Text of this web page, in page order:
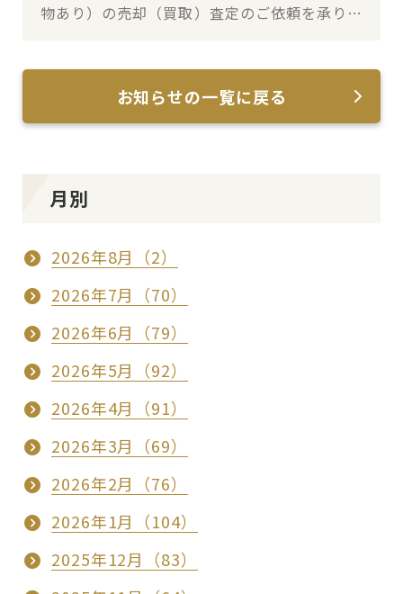
物あり）の売却（買取）査定のご依頼を承りま
お知らせの一覧に戻る
月別
2026年8月（2）
2026年7月（70）
2026年6月（79）
2026年5月（92）
2026年4月（91）
2026年3月（69）
2026年2月（76）
2026年1月（104）
2025年12月（83）